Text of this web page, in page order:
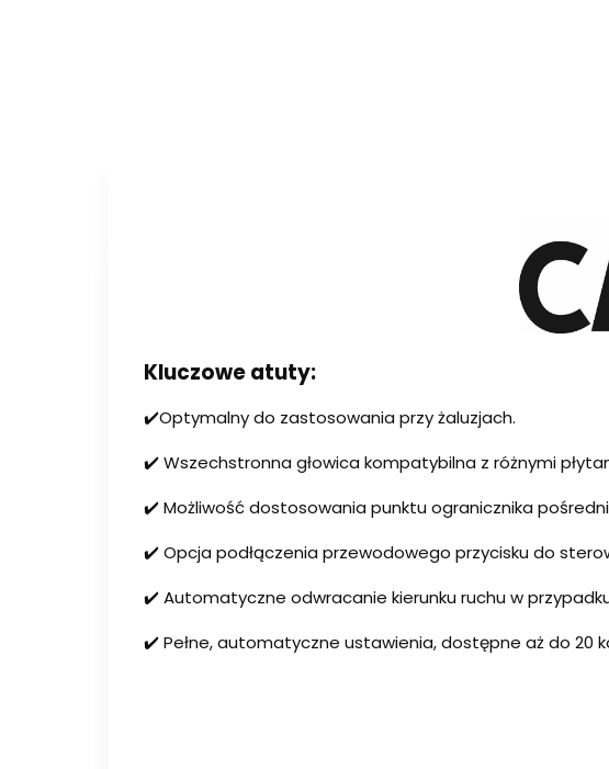
Kluczowe atuty:
✔️Optymalny do zastosowania przy żaluzjach.
✔️ Wszechstronna głowica kompatybilna z różnymi
✔️ Możliwość dostosowania punktu ogranicznika
✔️ Opcja podłączenia przewodowego przycisku do
✔️ Automatyczne odwracanie kierunku ruchu w
✔️ Pełne, automatyczne ustawienia, dostępne aż do 20